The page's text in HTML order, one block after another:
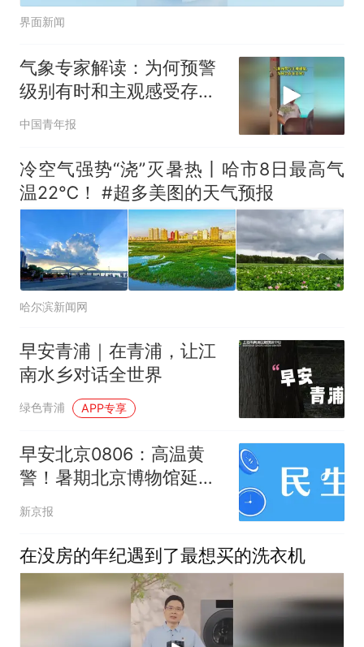
界面新闻
气象专家解读：为何预警
级别有时和主观感受存在
差异
中国青年报
冷空气强势“浇”灭暑热丨哈市8日最高气
温22℃！ #超多美图的天气预报
哈尔滨新闻网
早安青浦｜在青浦，让江
南水乡对话全世界
绿色青浦 APP专享
早安北京0806：高温黄
警！暑期北京博物馆延时
开放逛展指南来了
新京报
在没房的年纪遇到了最想买的洗衣机